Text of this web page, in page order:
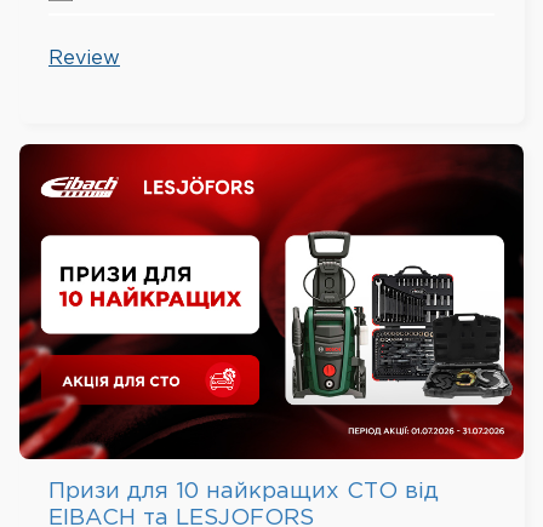
Review
Призи для 10 найкращих СТО від
EIBACH та LESJOFORS